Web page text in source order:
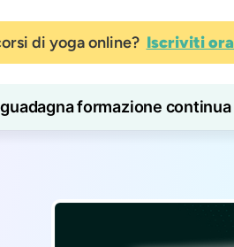
di yoga online? Iscriviti ora
formazione continua